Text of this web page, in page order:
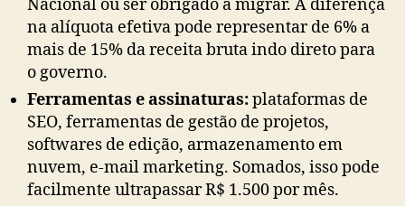
Nacional ou ser obrigado a migrar. A diferença
na alíquota efetiva pode representar de 6% a
mais de 15% da receita bruta indo direto para
o governo.
Ferramentas e assinaturas:plataformas de
SEO, ferramentas de gestão de projetos,
softwares de edição, armazenamento em
nuvem, e-mail marketing. Somados, isso pode
facilmente ultrapassar R$ 1.500 por mês.